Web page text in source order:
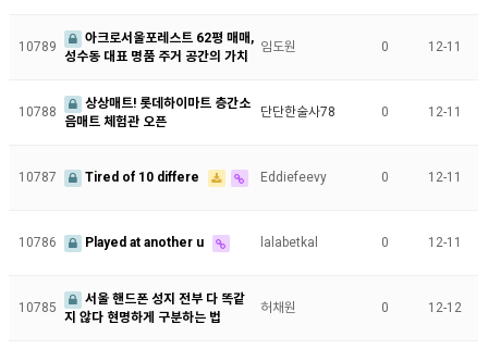
10789
아크로서울포레스트 62평 매매,
성수동 대표 명품 주거 공간의 가치
임도원 0 12-11
10788
상상매트! 롯데하이마트 층간소
음매트 체험관 오픈
단단한술사78 0 12-11
10787 Tired of 10 differe Eddiefeevy 0 12-11
10786 Played at another u lalabetkal 0 12-11
10785
서울 핸드폰 성지 전부 다 똑같
지 않다 현명하게 구분하는 법
허채원 0 12-12